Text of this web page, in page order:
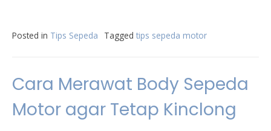
Posted in Tips Sepeda Tagged tips sepeda motor
Cara Merawat Body Sepeda
Motor agar Tetap Kinclong